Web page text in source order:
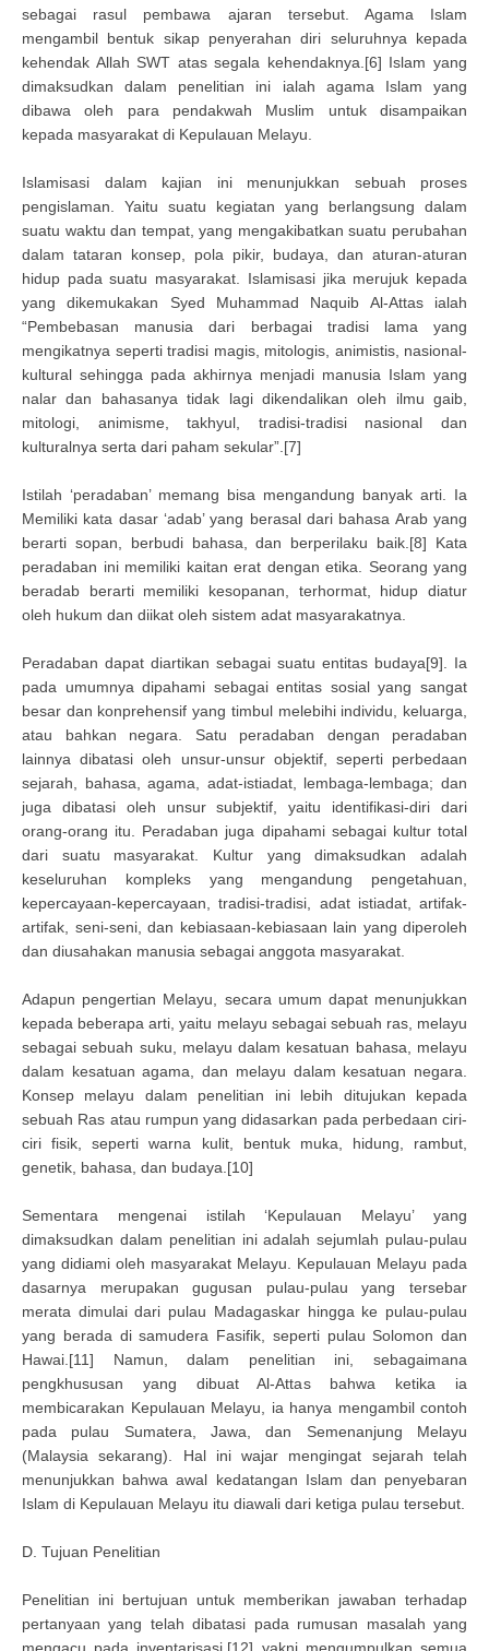
sebagai rasul pembawa ajaran tersebut. Agama Islam
mengambil bentuk sikap penyerahan diri seluruhnya kepada
kehendak Allah SWT atas segala kehendaknya.[6] Islam yang
dimaksudkan dalam penelitian ini ialah agama Islam yang
dibawa oleh para pendakwah Muslim untuk disampaikan
kepada masyarakat di Kepulauan Melayu.
Islamisasi dalam kajian ini menunjukkan sebuah proses
pengislaman. Yaitu suatu kegiatan yang berlangsung dalam
suatu waktu dan tempat, yang mengakibatkan suatu perubahan
dalam tataran konsep, pola pikir, budaya, dan aturan-aturan
hidup pada suatu masyarakat. Islamisasi jika merujuk kepada
yang dikemukakan Syed Muhammad Naquib Al-Attas ialah
“Pembebasan manusia dari berbagai tradisi lama yang
mengikatnya seperti tradisi magis, mitologis, animistis, nasional-
kultural sehingga pada akhirnya menjadi manusia Islam yang
nalar dan bahasanya tidak lagi dikendalikan oleh ilmu gaib,
mitologi, animisme, takhyul, tradisi-tradisi nasional dan
kulturalnya serta dari paham sekular”.[7]
Istilah ‘peradaban’ memang bisa mengandung banyak arti. Ia
Memiliki kata dasar ‘adab’ yang berasal dari bahasa Arab yang
berarti sopan, berbudi bahasa, dan berperilaku baik.[8] Kata
peradaban ini memiliki kaitan erat dengan etika. Seorang yang
beradab berarti memiliki kesopanan, terhormat, hidup diatur
oleh hukum dan diikat oleh sistem adat masyarakatnya.
Peradaban dapat diartikan sebagai suatu entitas budaya[9]. Ia
pada umumnya dipahami sebagai entitas sosial yang sangat
besar dan konprehensif yang timbul melebihi individu, keluarga,
atau bahkan negara. Satu peradaban dengan peradaban
lainnya dibatasi oleh unsur-unsur objektif, seperti perbedaan
sejarah, bahasa, agama, adat-istiadat, lembaga-lembaga; dan
juga dibatasi oleh unsur subjektif, yaitu identifikasi-diri dari
orang-orang itu. Peradaban juga dipahami sebagai kultur total
dari suatu masyarakat. Kultur yang dimaksudkan adalah
keseluruhan kompleks yang mengandung pengetahuan,
kepercayaan-kepercayaan, tradisi-tradisi, adat istiadat, artifak-
artifak, seni-seni, dan kebiasaan-kebiasaan lain yang diperoleh
dan diusahakan manusia sebagai anggota masyarakat.
Adapun pengertian Melayu, secara umum dapat menunjukkan
kepada beberapa arti, yaitu melayu sebagai sebuah ras, melayu
sebagai sebuah suku, melayu dalam kesatuan bahasa, melayu
dalam kesatuan agama, dan melayu dalam kesatuan negara.
Konsep melayu dalam penelitian ini lebih ditujukan kepada
sebuah Ras atau rumpun yang didasarkan pada perbedaan ciri-
ciri fisik, seperti warna kulit, bentuk muka, hidung, rambut,
genetik, bahasa, dan budaya.[10]
Sementara mengenai istilah ‘Kepulauan Melayu’ yang
dimaksudkan dalam penelitian ini adalah sejumlah pulau-pulau
yang didiami oleh masyarakat Melayu. Kepulauan Melayu pada
dasarnya merupakan gugusan pulau-pulau yang tersebar
merata dimulai dari pulau Madagaskar hingga ke pulau-pulau
yang berada di samudera Fasifik, seperti pulau Solomon dan
Hawai.[11] Namun, dalam penelitian ini, sebagaimana
pengkhususan yang dibuat Al-Attas bahwa ketika ia
membicarakan Kepulauan Melayu, ia hanya mengambil contoh
pada pulau Sumatera, Jawa, dan Semenanjung Melayu
(Malaysia sekarang). Hal ini wajar mengingat sejarah telah
menunjukkan bahwa awal kedatangan Islam dan penyebaran
Islam di Kepulauan Melayu itu diawali dari ketiga pulau tersebut.
D. Tujuan Penelitian
Penelitian ini bertujuan untuk memberikan jawaban terhadap
pertanyaan yang telah dibatasi pada rumusan masalah yang